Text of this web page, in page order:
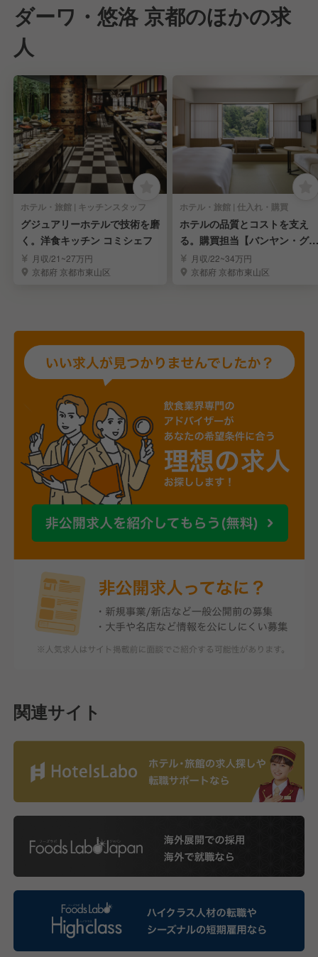
ダーワ・悠洛 京都のほかの求
人
ホテル・旅館 | キッチンスタッフ
グジュアリーホテルで技術を磨
く。洋食キッチン コミシェフ
月収/21~27万円
京都府 京都市東山区
ホテル・旅館 | 仕入れ・購買
ホテルの品質とコストを支え
る。購買担当【バンヤン・グル
ープ】
月収/22~34万円
京都府 京都市東山区
関連サイト